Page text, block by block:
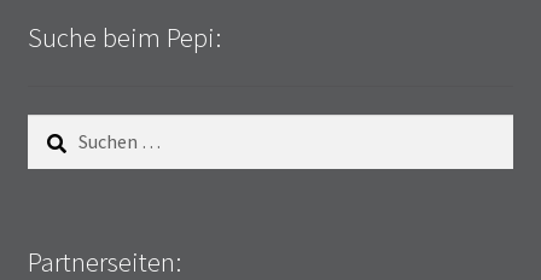
Suche beim Pepi:
nach:
Partnerseiten: